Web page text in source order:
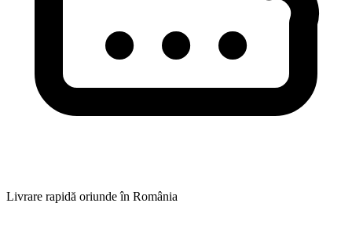
Livrare rapidă oriunde în România